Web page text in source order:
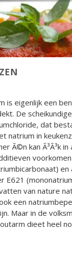
is eigenlijk een
De
dat
natrium in
Ã©n kan Ã³Ã³k in
en
E621
van nature
een
Maar in de
dieet heel